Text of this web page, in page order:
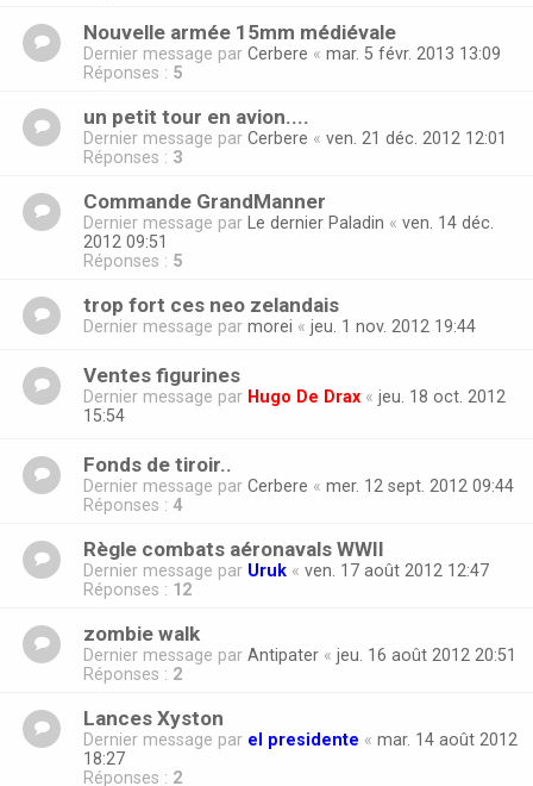
Nouvelle armée 15mm médiévale
Dernier message par Cerbere « mar. 5 févr. 2013 13:09
Réponses : 5
un petit tour en avion....
Dernier message par Cerbere « ven. 21 déc. 2012 12:01
Réponses : 3
Commande GrandManner
Dernier message par Le dernier Paladin « ven. 14 déc.
2012 09:51
Réponses : 5
trop fort ces neo zelandais
Dernier message par morei « jeu. 1 nov. 2012 19:44
Ventes figurines
Dernier message par Hugo De Drax « jeu. 18 oct. 2012
15:54
Fonds de tiroir..
Dernier message par Cerbere « mer. 12 sept. 2012 09:44
Réponses : 4
Règle combats aéronavals WWII
Dernier message par Uruk « ven. 17 août 2012 12:47
Réponses : 12
zombie walk
Dernier message par Antipater « jeu. 16 août 2012 20:51
Réponses : 2
Lances Xyston
Dernier message par el presidente « mar. 14 août 2012
18:27
Réponses : 2